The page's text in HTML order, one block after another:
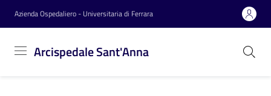
Vai al contenuto
Vai alla navigazione
Vai al footer
Azienda Ospedaliero - Universitaria di Ferrara
Arcispedale Sant'Anna
Sant'Anna